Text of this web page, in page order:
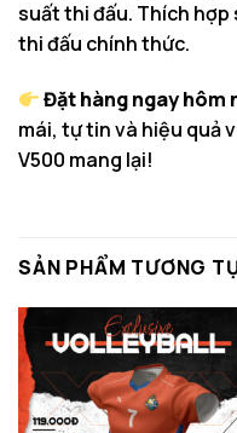
suất thi đấu. Thích hợp
thi đấu chính thức.
Đặt hàng ngay hôm
mái, tự tin và hiệu quả
V500 mang lại!
SẢN PHẨM TƯƠNG